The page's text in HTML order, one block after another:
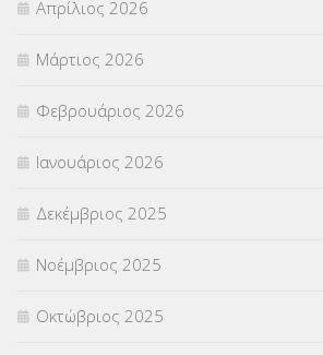
ΣΕΠ(50)
ΣΤΕΛΕΧΗ (360)
ΣΥΜΒΟΥΛΕΥΤΙΚΟΣ ΣΤΑΘΜΟΣ ΝΕΩΝ
ΣΥΝΤΑΞΕΙΣ(12)
ΣΧΟΛΙΚΟΙ ΣΥΜΒΟΥΛΟΙ
ΥΠΕΡΑΡΙΘΜΟΙ(1)
ΥΠΟΤΡΟΦΙΕΣ(28)
Απρίλιος 2026
Μάρτιος 2026
Φεβρουάριος 2026
Ιανουάριος 2026
Δεκέμβριος 2025
Νοέμβριος 2025
Οκτώβριος 2025